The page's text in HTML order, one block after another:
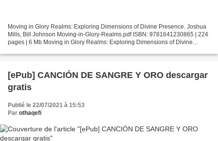
Moving in Glory Realms: Exploring Dimensions of Divine Presence. Joshua
Mills, Bill Johnson Moving-in-Glory-Realms.pdf ISBN: 9781641230865 | 224
pages | 6 Mb Moving in Glory Realms: Exploring Dimensions of Divine
[ePub] CANCIÓN DE SANGRE Y ORO descargar
gratis
Publié le 22/07/2021 à 15:53
Par othaqefi